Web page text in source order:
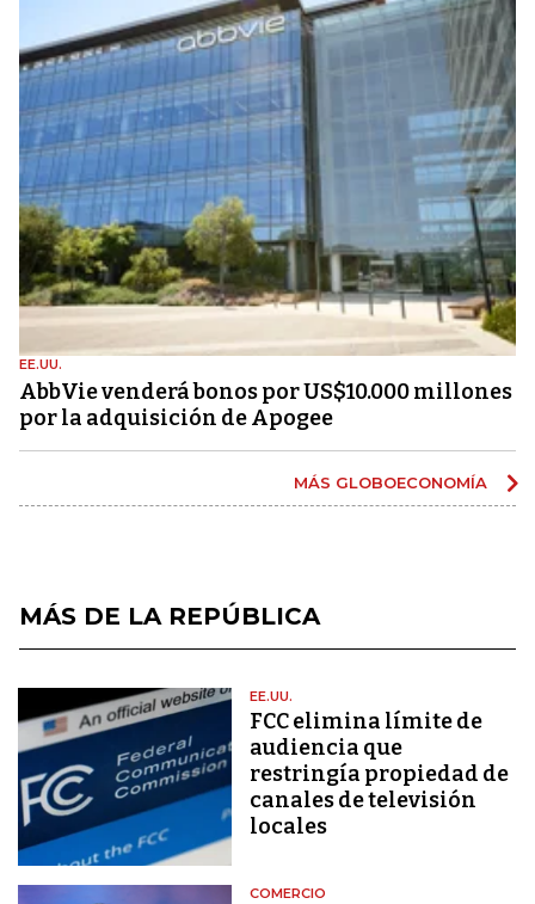
EE.UU.
AbbVie venderá bonos por US$10.000 millones
por la adquisición de Apogee
MÁS GLOBOECONOMÍA
MÁS DE LA REPÚBLICA
EE.UU.
FCC elimina límite de
audiencia que
restringía propiedad de
canales de televisión
locales
COMERCIO